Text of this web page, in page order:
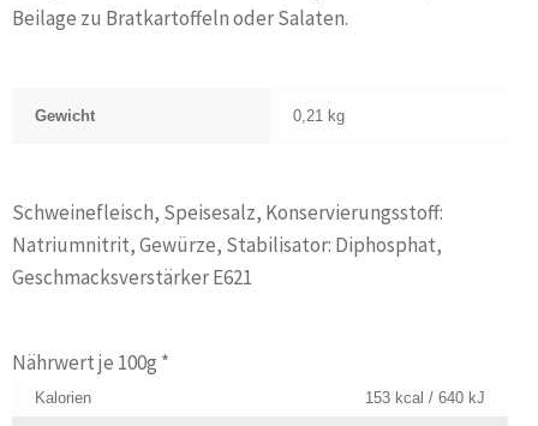
Beilage zu Bratkartoffeln oder Salaten.
Gewicht 0,21 kg
Schweinefleisch, Speisesalz, Konservierungsstoff:
Natriumnitrit, Gewürze, Stabilisator: Diphosphat,
Geschmacksverstärker E621
Nährwert je 100g *
Kalorien 153 kcal / 640 kJ